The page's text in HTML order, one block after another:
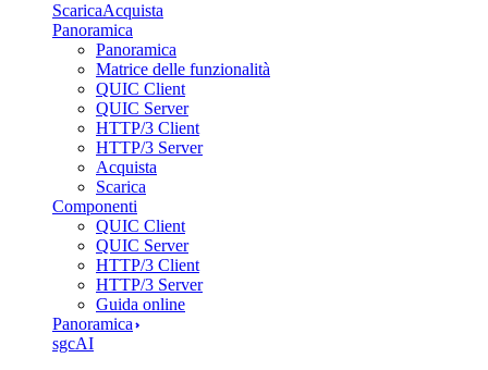
ScaricaAcquista
Panoramica
Panoramica
Matrice delle funzionalità
QUIC Client
QUIC Server
HTTP/3 Client
HTTP/3 Server
Acquista
Scarica
Componenti
QUIC Client
QUIC Server
HTTP/3 Client
HTTP/3 Server
Guida online
Panoramica
sgcAI